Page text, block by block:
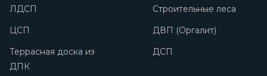
ЛДСП
Строительные леса
ЦСП
ДВП (Оргалит)
Террасная доска из
ДПК
ДСП